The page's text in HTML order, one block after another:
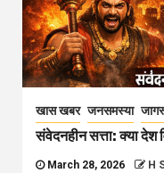
खास खबर जनसमस्या
संवेदनहीन सत्ता: क्या देश
March 28, 2026 H